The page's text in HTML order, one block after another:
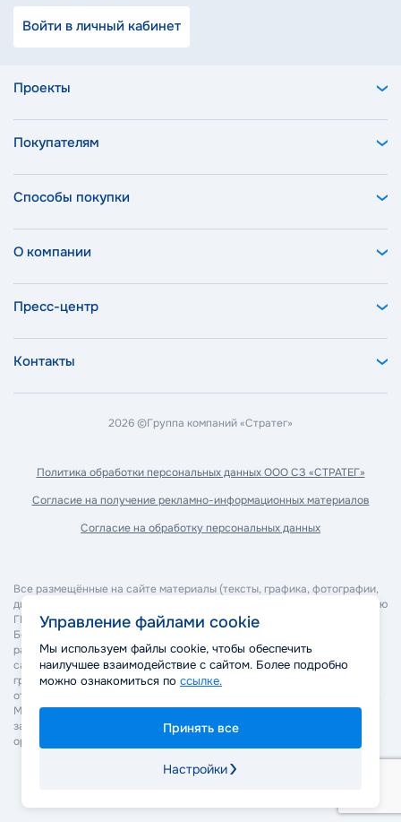
Проекты
Покупателям
Способы покупки
О компании
Пресс-центр
Контакты
Войти в личный кабинет
2026 ©Группа компаний «Стратег»
Политика обработкиперсональных данных ООО СЗ «СТРАТЕГ»
Согласие на получениерекламно-информационных материалов
Согласие на обработку персональных данных
Все размещённые на сайте материалы (тексты, графика, фотографии,
дизайн, программное обеспечение и прочее) являются собственностью
ГК "Стратег" и охраняются в соответствии с законодательством РФ.
Без согласия правообладателя запрещается копирование,
распространение, изменение или иное использование материалов
сайта. Нарушение авторских и смежных прав может повлечь
гражданско-правовую, административную и уголовную
ответственность в соответствии с действующим законодательством.
Мы оставляем за собой право применять все законные меры для
защиты своих прав, включая обращение в суд и правоохранительные
органы.
Управление файлами cookie
Мы используем файлы cookie, чтобы обеспечить
наилучшее взаимодействие с сайтом. Более подробно
можно ознакомиться по ссылке.
Принять все
Настройки